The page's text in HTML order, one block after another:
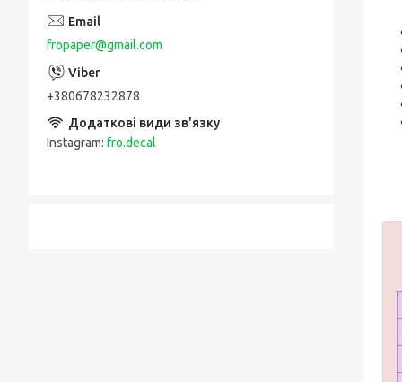
fropaper@gmail.com
+380678232878
Instagram fro.decal